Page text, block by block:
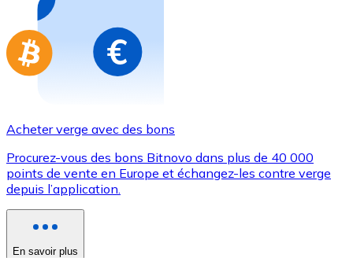
Aller à la boutique de cartes-cadeaux
Acheter verge avec des bons
Procurez-vous des bons Bitnovo dans plus de 40 000
points de vente en Europe et échangez-les contre verge
depuis l’application.
En savoir plus